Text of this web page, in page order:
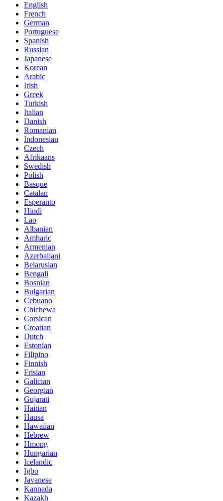
English
French
German
Portuguese
Spanish
Russian
Japanese
Korean
Arabic
Irish
Greek
Turkish
Italian
Danish
Romanian
Indonesian
Czech
Afrikaans
Swedish
Polish
Basque
Catalan
Esperanto
Hindi
Lao
Albanian
Amharic
Armenian
Azerbaijani
Belarusian
Bengali
Bosnian
Bulgarian
Cebuano
Chichewa
Corsican
Croatian
Dutch
Estonian
Filipino
Finnish
Frisian
Galician
Georgian
Gujarati
Haitian
Hausa
Hawaiian
Hebrew
Hmong
Hungarian
Icelandic
Igbo
Javanese
Kannada
Kazakh